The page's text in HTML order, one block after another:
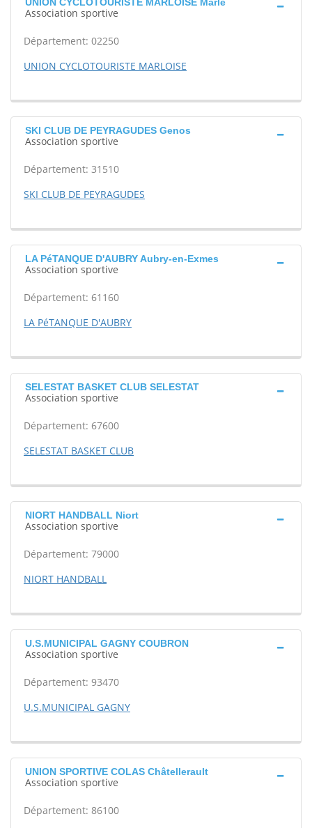
Association sportive
Département: 02250
UNION CYCLOTOURISTE MARLOISE
SKI CLUB DE PEYRAGUDES Genos
Association sportive
Département: 31510
SKI CLUB DE PEYRAGUDES
LA PéTANQUE D'AUBRY Aubry-en-Exmes
Association sportive
Département: 61160
LA PéTANQUE D'AUBRY
SELESTAT BASKET CLUB SELESTAT
Association sportive
Département: 67600
SELESTAT BASKET CLUB
NIORT HANDBALL Niort
Association sportive
Département: 79000
NIORT HANDBALL
U.S.MUNICIPAL GAGNY COUBRON
Association sportive
Département: 93470
U.S.MUNICIPAL GAGNY
UNION SPORTIVE COLAS Châtellerault
Association sportive
Département: 86100